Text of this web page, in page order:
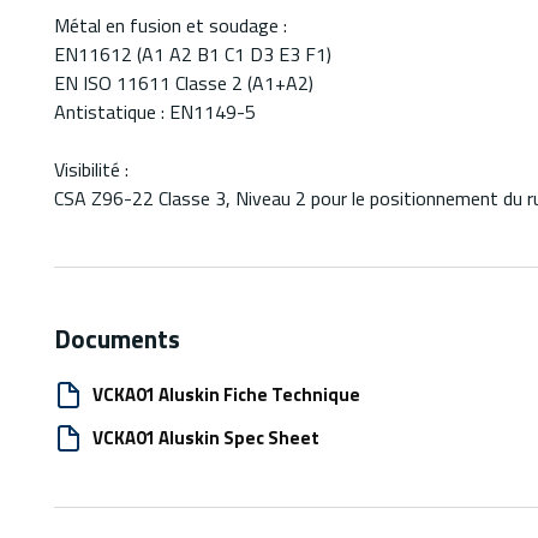
Métal en fusion et soudage :
EN11612 (A1 A2 B1 C1 D3 E3 F1)
EN ISO 11611 Classe 2 (A1+A2)
Antistatique : EN1149-5
Visibilité :
CSA Z96-22 Classe 3, Niveau 2 pour le positionnement du
Documents
VCKA01 Aluskin Fiche Technique
VCKA01 Aluskin Spec Sheet